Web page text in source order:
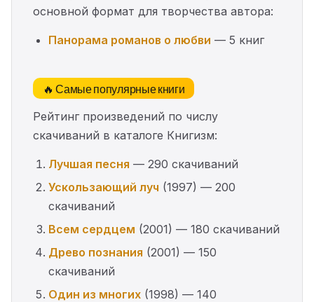
основной формат для творчества автора:
Панорама романов о любви — 5 книг
🔥 Самые популярные книги
Рейтинг произведений по числу
скачиваний в каталоге Книгизм:
Лучшая песня — 290 скачиваний
Ускользающий луч (1997) — 200
скачиваний
Всем сердцем (2001) — 180 скачиваний
Древо познания (2001) — 150
скачиваний
Один из многих (1998) — 140